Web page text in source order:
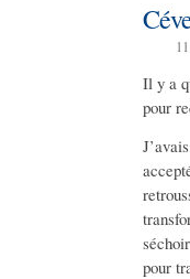
11
Il y a
pour
pour